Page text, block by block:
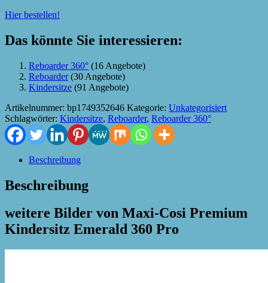
Hier bestellen!
Das könnte Sie interessieren:
Reboarder 360° (16 Angebote)
Reboarder(30 Angebote)
Kindersitze (91 Angebote)
Artikelnummer: bp1749352646 Kategorie: Unkategorisiert
Schlagwörter: Kindersitze, Reboarder, Reboarder 360°
Beschreibung
Beschreibung
weitere Bilder von Maxi-Cosi Premium
Kindersitz Emerald 360 Pro